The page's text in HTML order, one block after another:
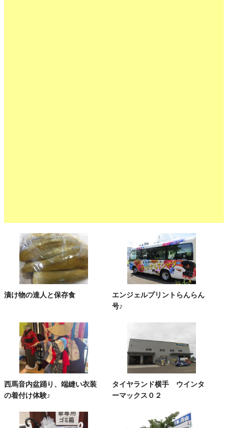
漬け物の達人と保存食
エンジェルプリントらんらん
号♪
西馬音内盆踊り、端縫い衣装
の着付け体験♪
タイヤランド横手 ウインタ
ーマックス０２